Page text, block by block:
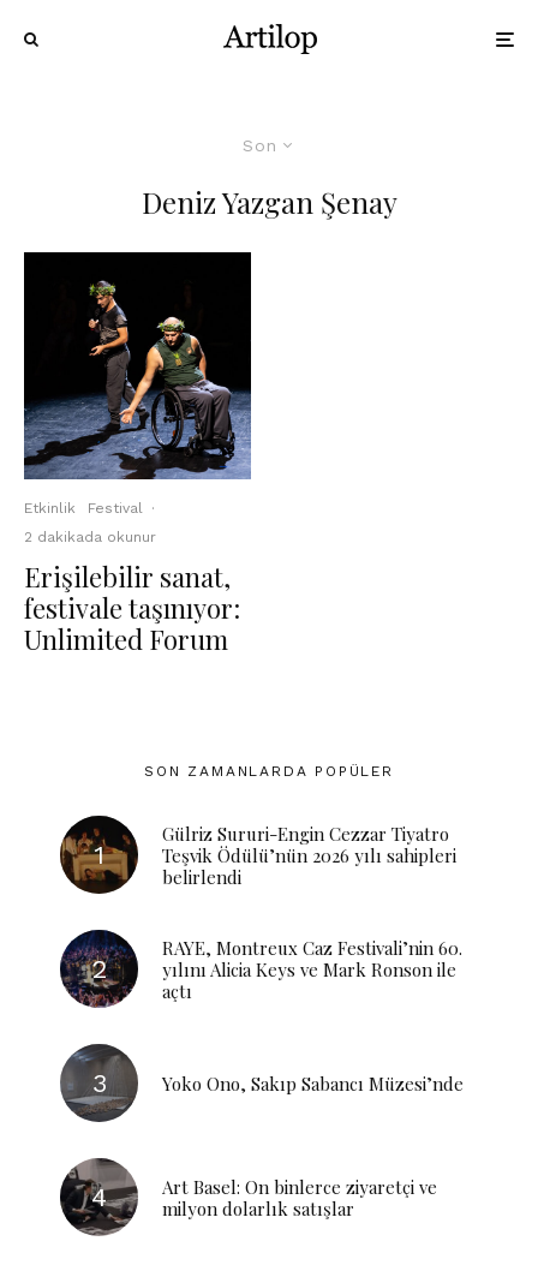
Son
Deniz Yazgan Şenay
Etkinlik Festival ·
2 dakikada okunur
Erişilebilir sanat,
festivale taşınıyor:
Unlimited Forum
SON ZAMANLARDA POPÜLER
Gülriz Sururi-Engin Cezzar Tiyatro
Teşvik Ödülü’nün 2026 yılı sahipleri
belirlendi
RAYE, Montreux Caz Festivali’nin 60.
yılını Alicia Keys ve Mark Ronson ile
açtı
Yoko Ono, Sakıp Sabancı Müzesi’nde
Art Basel: On binlerce ziyaretçi ve
milyon dolarlık satışlar